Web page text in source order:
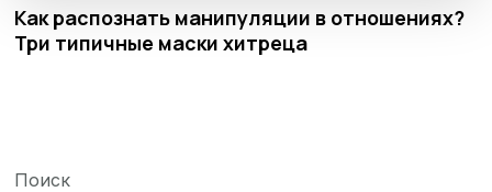
Как распознать манипуляции в отношениях?
Три типичные маски хитреца
Поиск